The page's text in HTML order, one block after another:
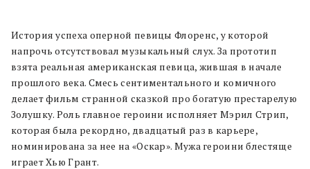
История успеха оперной певицы Флоренс, у которой
напрочь отсутствовал музыкальный слух. За прототип
взята реальная американская певица, жившая в начале
прошлого века. Смесь сентиментального и комичного
делает фильм странной сказкой про богатую престарелую
Золушку. Роль главное героини исполняет Мэрил Стрип,
которая была рекордно, двадцатый раз в карьере,
номинирована за нее на «Оскар». Мужа героини блестяще
играет Хью Грант.